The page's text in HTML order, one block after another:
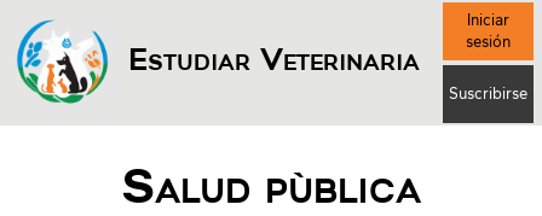
Estudiar Veterinaria
Iniciar
sesión
Suscribirse
Salud pública